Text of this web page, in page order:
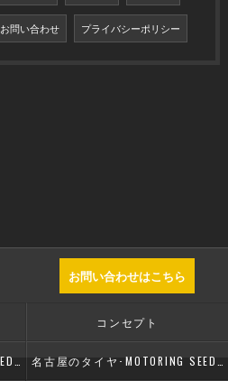
お問い合わせ プライバシーポリシー
お問い合わせはこちら
コンセプト